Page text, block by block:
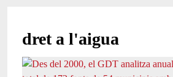
dret a l'aigua